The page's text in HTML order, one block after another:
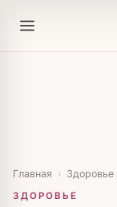
Главная › Здоровье
ЗДОРОВЬЕ